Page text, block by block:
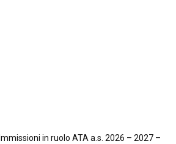
Immissioni in ruolo ATA a.s. 2026 – 2027 –